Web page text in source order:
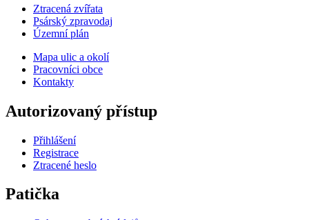
Ztracená zvířata
Psárský zpravodaj
Územní plán
Mapa ulic a okolí
Pracovníci obce
Kontakty
Autorizovaný přístup
Přihlášení
Registrace
Ztracené heslo
Patička